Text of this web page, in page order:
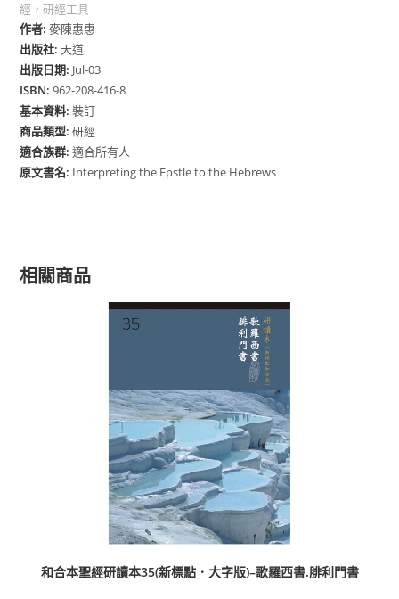
書
數
量
經，研經工具
作者:麥陳惠惠
出版社:天道
出版日期: Jul-03
ISBN:962-208-416-8
基本資料:裝訂
商品類型:研經
適合族群:適合所有人
原文書名: Interpreting the Epstle to the Hebrews
相關商品
和合本聖經研讀本35(新標點．大字版)–歌羅西書.腓利門書